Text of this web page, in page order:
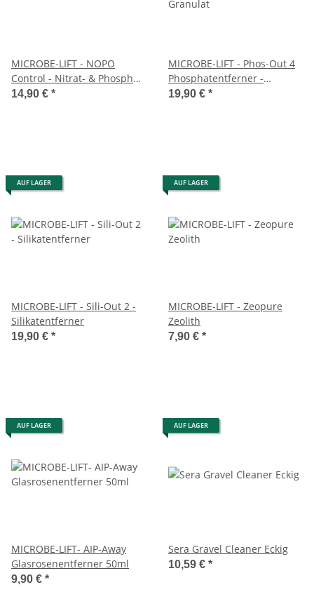
MICROBE-LIFT - NOPO
Control - Nitrat- & Phosphat-
Kontrolle 473 ml
14,90 € *
MICROBE-LIFT - Phos-Out 4
Phosphatentferner -
Granulat
19,90 € *
AUF LAGER
MICROBE-LIFT - Sili-Out 2 -
Silikatentferner
19,90 € *
AUF LAGER
MICROBE-LIFT - Zeopure
Zeolith
7,90 € *
AUF LAGER
MICROBE-LIFT- AIP-Away
Glasrosenentferner 50ml
9,90 € *
AUF LAGER
Sera Gravel Cleaner Eckig
10,59 € *